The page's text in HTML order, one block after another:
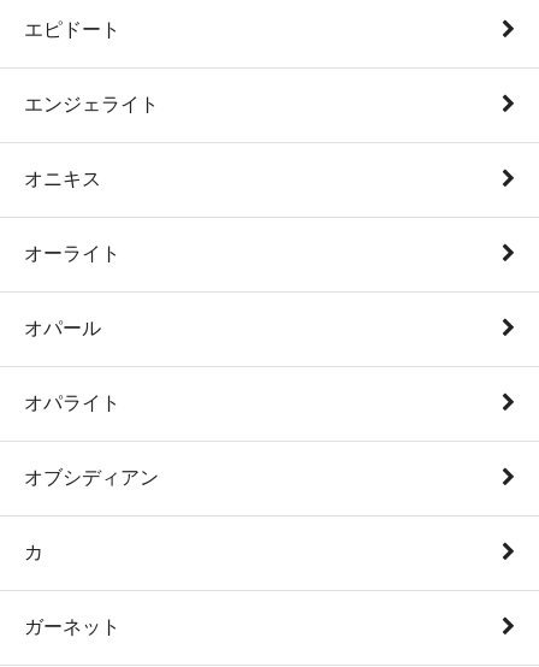
エピドート
エンジェライト
オニキス
オーライト
オパール
オパライト
オブシディアン
カ
ガーネット